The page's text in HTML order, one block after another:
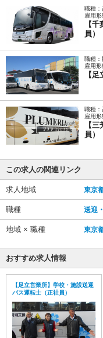
職種：
雇用
【
員）
職種：
雇用
【
職種：
雇用
【
員）
この求人の関連リンク
求人地域 東京
職種 送迎
地域 × 職種 東京
おすすめ求人情報
【足立営業所】学校・施設送迎
バス運転士（正社員）